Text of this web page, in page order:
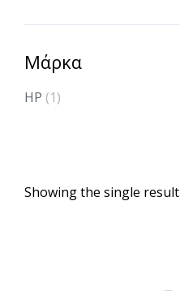
Μάρκα
HP (1)
Showing the single result